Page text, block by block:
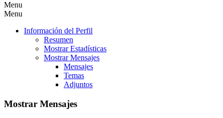
Menu
Menu
Información del Perfil
Resumen
Mostrar Estadísticas
Mostrar Mensajes
Mensajes
Temas
Adjuntos
Mostrar Mensajes